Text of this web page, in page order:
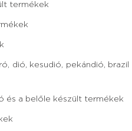
termékek
dió, kesudió, pekándió, brazil
és a belőle készült termékek